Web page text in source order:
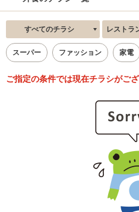
すべてのチラシ レストラン
スーパー ファッション 家電
ご指定の条件では現在チラシがござ